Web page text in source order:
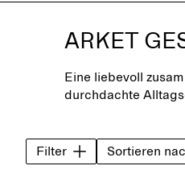
ARKET
Eine liebevoll
durchdachte
Filter Sortieren